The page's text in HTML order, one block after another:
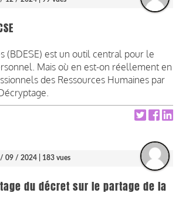
(BDESE) est un outil central pour le
Mais où en est-on réellement en
des Ressources Humaines par
09 / 2024 | 183 vues
du décret sur le partage de la